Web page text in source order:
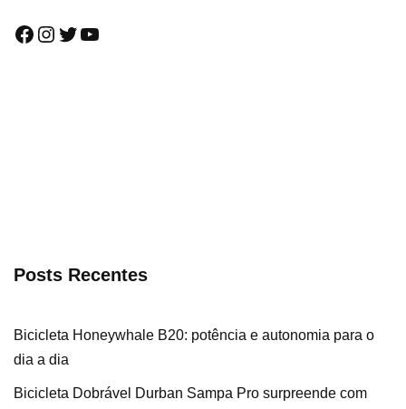
Posts Recentes
Bicicleta Honeywhale B20: potência e autonomia para o
dia a dia
Bicicleta Dobrável Durban Sampa Pro surpreende com